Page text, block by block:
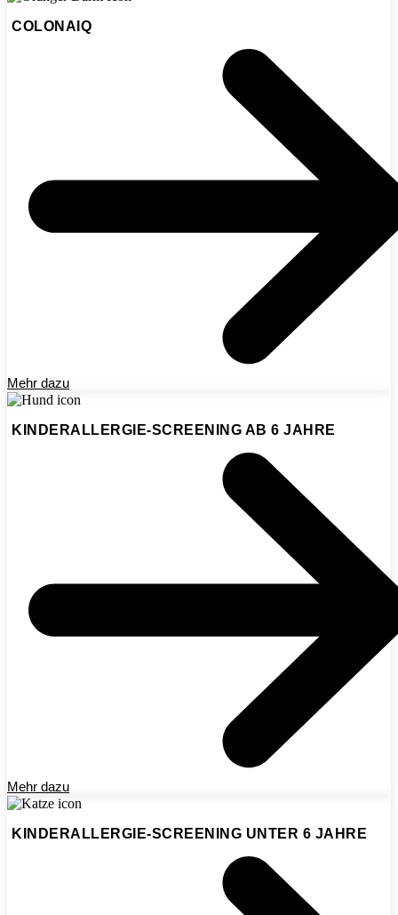
COLONAIQ
Mehr dazu
KINDERALLERGIE-SCREENING AB 6 JAHRE
Mehr dazu
KINDERALLERGIE-SCREENING UNTER 6 JAHRE